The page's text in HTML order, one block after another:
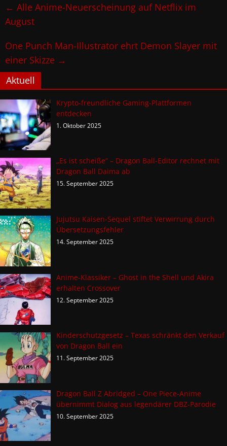
← Alle Anime-Neuerscheinung auf Netflix im
August
One Punch Man-Illustrator ehrt Demon Slayer mit
einer Skizze →
Aktuell
Krypto-freundliche Gaming-Plattformen
entdecken
1. Oktober 2025
„Es ist scheiße“ – Dragon Ball-Editor rechnet mit
Dragon Ball Daima ab
15. September 2025
Jujutsu Kaisen-Sequel stiftet Verwirrung durch
Übersetzungsfehler
14. September 2025
Anime-Klassiker – Ghost in the Shell und Akira
erhalten Crossover
12. September 2025
Kinderschutzgesetz – Texas schränkt den Verkauf
von Dragon Ball ein
11. September 2025
Dragon Ball Z Abridged – One Piece-Anime
übernimmt Dialog aus legendärer DBZ-Parodie
10. September 2025